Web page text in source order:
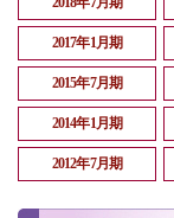
2017年1月期
2015年7月期
2014年1月期
2012年7月期